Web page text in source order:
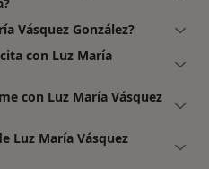
Vásquez González?
con Luz María
con Luz María Vásquez
Luz María Vásquez